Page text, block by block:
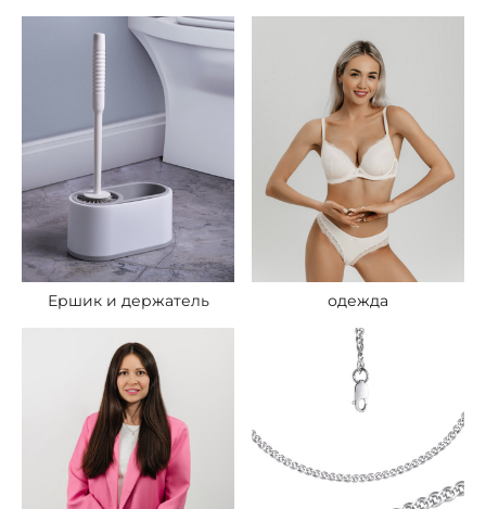
Ершик и держатель одежда